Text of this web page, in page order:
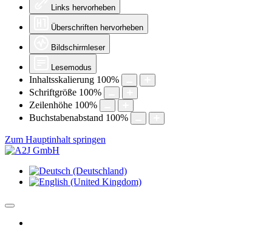
Links hervorheben
Überschriften hervorheben
Bildschirmleser
Lesemodus
Inhaltsskalierung 100%
Schriftgröße 100%
Zeilenhöhe 100%
Buchstabenabstand 100%
Zum Hauptinhalt springen